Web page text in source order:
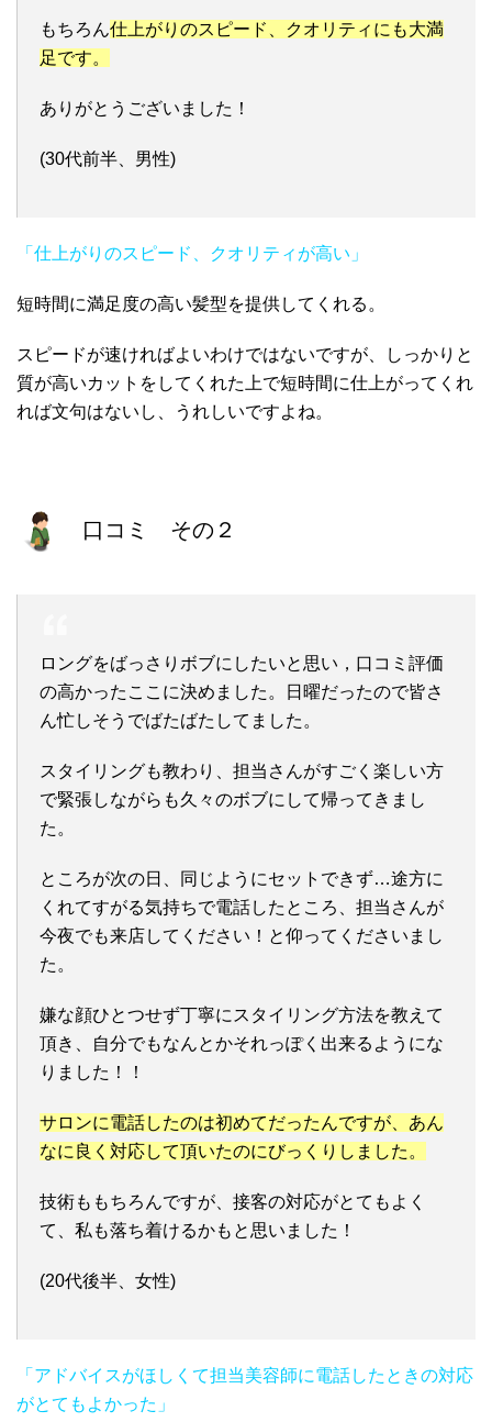
もちろん仕上がりのスピード、クオリティにも大満
足です。
ありがとうございました！
(30代前半、男性)
「仕上がりのスピード、クオリティが高い」
短時間に満足度の高い髪型を提供してくれる。
スピードが速ければよいわけではないですが、しっかりと
質が高いカットをしてくれた上で短時間に仕上がってくれ
れば文句はないし、うれしいですよね。
口コミ その２
ロングをばっさりボブにしたいと思い，口コミ評価
の高かったここに決めました。日曜だったので皆さ
ん忙しそうでばたばたしてました。
スタイリングも教わり、担当さんがすごく楽しい方
で緊張しながらも久々のボブにして帰ってきまし
た。
ところが次の日、同じようにセットできず…途方に
くれてすがる気持ちで電話したところ、担当さんが
今夜でも来店してください！と仰ってくださいまし
た。
嫌な顔ひとつせず丁寧にスタイリング方法を教えて
頂き、自分でもなんとかそれっぽく出来るようにな
りました！！
サロンに電話したのは初めてだったんですが、あん
なに良く対応して頂いたのにびっくりしました。
技術ももちろんですが、接客の対応がとてもよく
て、私も落ち着けるかもと思いました！
(20代後半、女性)
「アドバイスがほしくて担当美容師に電話したときの対応
がとてもよかった」